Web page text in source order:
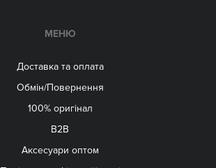
МЕНЮ
Доставка та оплата
Обмін/Повернення
100% оригінал
B2B
Aксесуари оптом